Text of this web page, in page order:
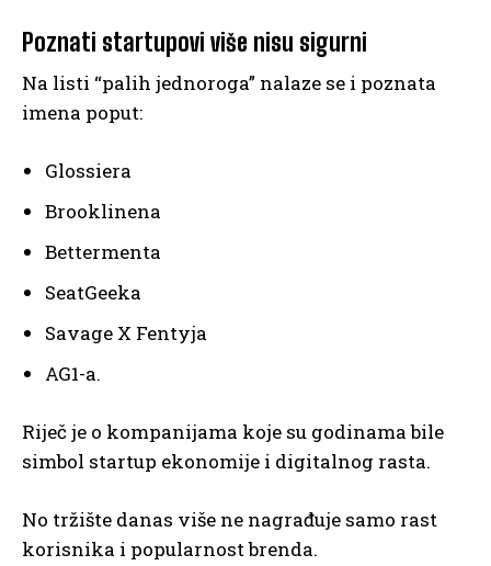
Poznati startupovi više nisu sigurni
Na listi “palih jednoroga” nalaze se i poznata
imena poput:
Glossiera
Brooklinena
Bettermenta
SeatGeeka
Savage X Fentyja
AG1-a.
Riječ je o kompanijama koje su godinama bile
simbol startup ekonomije i digitalnog rasta.
No tržište danas više ne nagrađuje samo rast
korisnika i popularnost brenda.